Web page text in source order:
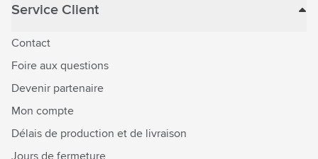
Service Client
Contact
Foire aux questions
Devenir partenaire
Mon compte
Délais de production et de livraison
Jours de fermeture